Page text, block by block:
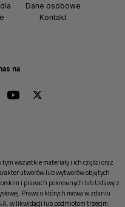
na
Dane osobowe
Kontakt
wszystkie materiały i ich części oraz
utworów lub wytworów objętych
i prawach pokrewnych lub Ustawy z
Prawa o których mowa w zdaniu
w likwidacji lub podmiotom trzecim.